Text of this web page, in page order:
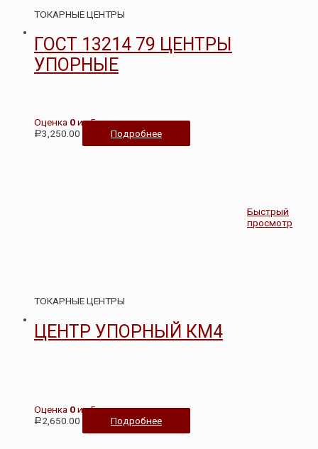
ТОКАРНЫЕ ЦЕНТРЫ
ГОСТ 13214 79 ЦЕНТРЫ
УПОРНЫЕ
Оценка 0из 5
Р3,250.00 Подробнее
Быстрый
просмотр
ТОКАРНЫЕ ЦЕНТРЫ
ЦЕНТР УПОРНЫЙ КМ4
Оценка 0из 5
Р 2,650.00 Подробнее